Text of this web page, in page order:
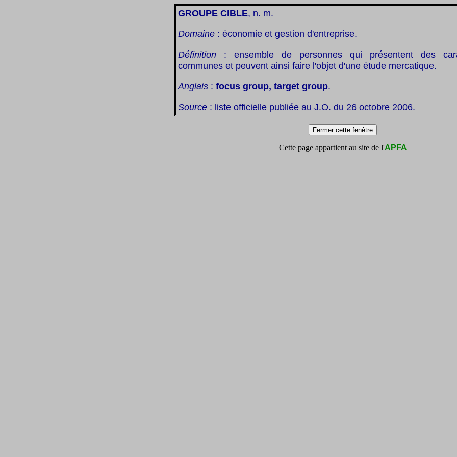
GROUPE CIBLE, n. m.
Domaine : économie et gestion d'entreprise.
Définition : ensemble de personnes qui présentent des
communes et peuvent ainsi faire l'objet d'une étude mercatique.
Anglais : focus group, target group.
Source : liste officielle publiée au J.O. du 26 octobre 2006.
Cette page appartient au site de l'APFA